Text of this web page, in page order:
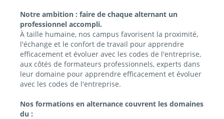
Notre ambition : faire de chaque alternant un
professionnel accompli.
À taille humaine, nos campus favorisent la proximité,
l'échange et le confort de travail pour apprendre
efficacement et évoluer avec les codes de l'entreprise,
aux côtés de formateurs professionnels, experts dans
leur domaine pour apprendre efficacement et évoluer
avec les codes de l'entreprise.
Nos formations en alternance couvrent les domaines
du :